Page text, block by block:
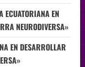
ECUATORIANA EN
NEURODIVERSA»
EN DESARROLLAR